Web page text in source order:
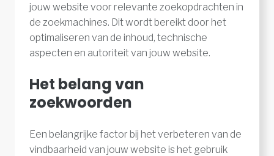
jouw website voor relevante zoekopdrachten in
de zoekmachines. Dit wordt bereikt door het
optimaliseren van de inhoud, technische
aspecten en autoriteit van jouw website.
Het belang van
zoekwoorden
Een belangrijke factor bij het verbeteren van de
vindbaarheid van jouw website is het gebruik